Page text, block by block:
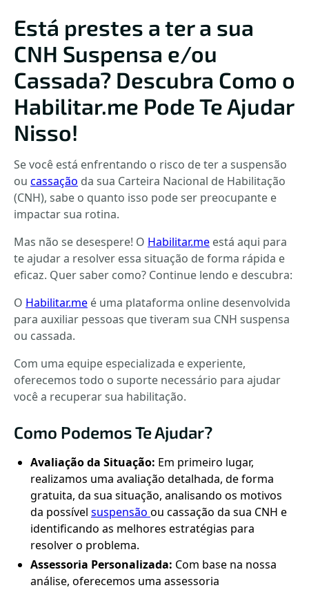
Está prestes a ter a sua
CNH Suspensa e/ou
Cassada? Descubra Como o
Habilitar.me Pode Te Ajudar
Nisso!
Se você está enfrentando o risco de ter a suspensão
ou cassação da sua Carteira Nacional de Habilitação
(CNH), sabe o quanto isso pode ser preocupante e
impactar sua rotina.
Mas não se desespere! O Habilitar.me está aqui para
te ajudar a resolver essa situação de forma rápida e
eficaz. Quer saber como? Continue lendo e descubra:
O Habilitar.me é uma plataforma online desenvolvida
para auxiliar pessoas que tiveram sua CNH suspensa
ou cassada.
Com uma equipe especializada e experiente,
oferecemos todo o suporte necessário para ajudar
você a recuperar sua habilitação.
Como Podemos Te Ajudar?
Avaliação da Situação: Em primeiro lugar,
realizamos uma avaliação detalhada, de forma
gratuita, da sua situação, analisando os motivos
da possível suspensão ou cassação da sua CNH e
identificando as melhores estratégias para
resolver o problema.
Assessoria Personalizada: Com base na nossa
análise, oferecemos uma assessoria